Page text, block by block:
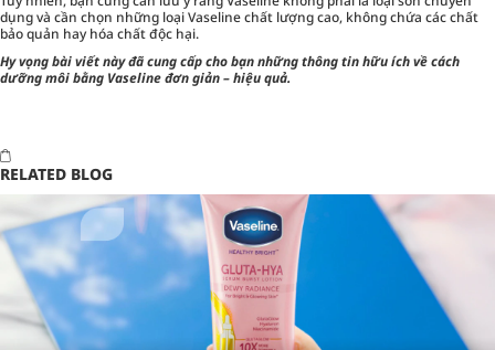
dụng và cần chọn những loại Vaseline chất lượng cao, không chứa các chất
bảo quản hay hóa chất độc hại.
Hy vọng bài viết này đã cung cấp cho bạn những thông tin hữu ích về cách
dưỡng môi bằng Vaseline đơn giản – hiệu quả.
RELATED BLOG